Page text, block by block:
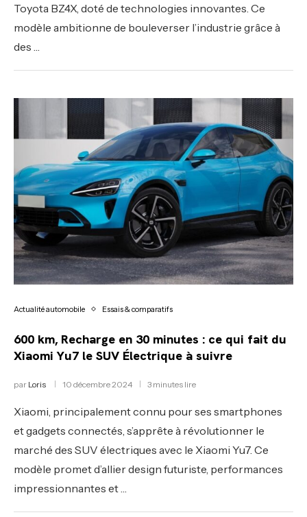
Toyota BZ4X, doté de technologies innovantes. Ce
modèle ambitionne de bouleverser l’industrie grâce à
des …
Actualité automobile Essais & comparatifs
600 km, Recharge en 30 minutes : ce qui fait du
Xiaomi Yu7 le SUV Électrique à suivre
par Loris 10 décembre 2024 3 minutes lire
Xiaomi, principalement connu pour ses smartphones
et gadgets connectés, s’apprête à révolutionner le
marché des SUV électriques avec le Xiaomi Yu7. Ce
modèle promet d’allier design futuriste, performances
impressionnantes et …